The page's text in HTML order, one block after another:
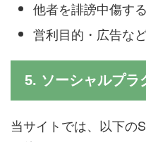
他者を誹謗中傷す
営利目的・広告な
5. ソーシャルプラ
当サイトでは、以下の